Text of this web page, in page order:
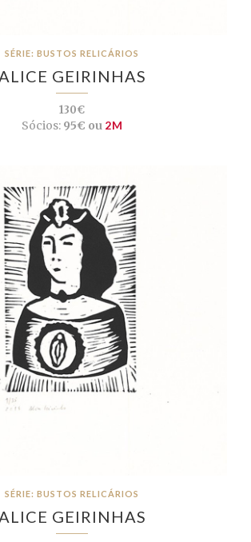
SÉRIE: BUSTOS RELICÁRIOS
GEIRINHAS
130€
Sócios:95€ ou 2M
SÉRIE: BUSTOS RELICÁRIOS
GEIRINHAS